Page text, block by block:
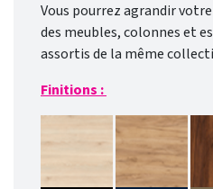
Vous pourrez agrandir
des meubles, colonnes et
assortis de la même
Finitions :